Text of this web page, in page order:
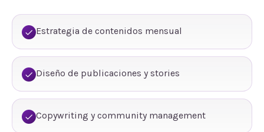
Estrategia de contenidos mensual
Diseño de publicaciones y stories
Copywriting y community management